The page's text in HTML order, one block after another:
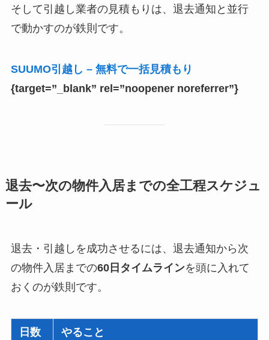
そして引越し業者の見積もりは、退去通知と並行
で動かすのが鉄則です。
SUUMO引越し – 無料で一括見積もり
{target=”_blank” rel=”noopener noreferrer”}
退去〜次の物件入居までの全工程スケジュ
ール
退去・引越しを成功させるには、退去通知から次
の物件入居までの60日タイムラインを頭に入れて
おくのが鉄則です。
日数
やること